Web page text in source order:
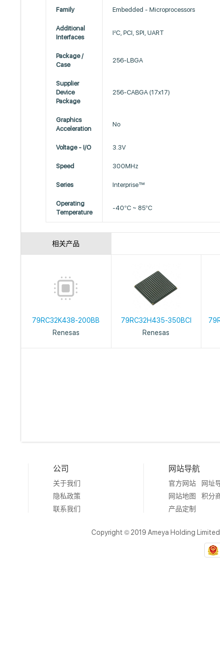
Family Embedded - Microprocessors
Additional
Interfaces
I²C, PCI, SPI, UART
Package /
Case
256-LBGA
Supplier
Device
Package
256-CABGA (17x17)
Graphics
Acceleration
No
Voltage - I/O 3.3V
Speed 300MHz
Series Interprise™
Operating
Temperature
-40°C ~ 85°C
相关产品
79RC32K438-200BB
Renesas
79RC32H435-350BCI
Renesas
公司
关于我们
隐私政策
联系我们
网站导航
官方网站
网址
网站地图
积分
产品定制
Copyright © 2019 Ameya Holding